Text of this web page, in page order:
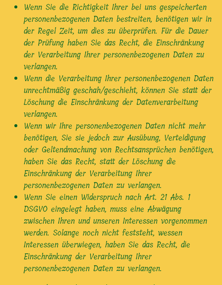
Wenn Sie die Richtigkeit Ihrer bei uns gespeicherten
personenbezogenen Daten bestreiten, benötigen wir in
der Regel Zeit, um dies zu überprüfen. Für die Dauer
der Prüfung haben Sie das Recht, die Einschränkung
der Verarbeitung Ihrer personenbezogenen Daten zu
verlangen.
Wenn die Verarbeitung Ihrer personenbezogenen Daten
unrechtmäßig geschah/geschieht, können Sie statt der
Löschung die Einschränkung der Datenverarbeitung
verlangen.
Wenn wir Ihre personenbezogenen Daten nicht mehr
benötigen, Sie sie jedoch zur Ausübung, Verteidigung
oder Geltendmachung von Rechtsansprüchen benötigen,
haben Sie das Recht, statt der Löschung die
Einschränkung der Verarbeitung Ihrer
personenbezogenen Daten zu verlangen.
Wenn Sie einen Widerspruch nach Art. 21 Abs. 1
DSGVO eingelegt haben, muss eine Abwägung
zwischen Ihren und unseren Interessen vorgenommen
werden. Solange noch nicht feststeht, wessen
Interessen überwiegen, haben Sie das Recht, die
Einschränkung der Verarbeitung Ihrer
personenbezogenen Daten zu verlangen.